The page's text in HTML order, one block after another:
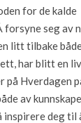
for de kalde
forsyne seg av
litt tilbake
har blitt en
på Hverdagen
av
inspirere deg til